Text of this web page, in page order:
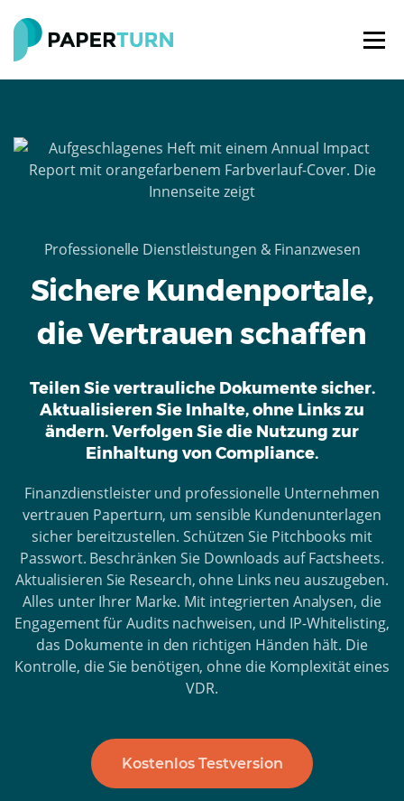
Professionelle Dienstleistungen & Finanzwesen
Sichere Kundenportale,
die Vertrauen schaffen
Teilen Sie vertrauliche Dokumente sicher.
Aktualisieren Sie Inhalte, ohne Links zu
ändern. Verfolgen Sie die Nutzung zur
Einhaltung von Compliance.
Finanzdienstleister und professionelle Unternehmen
vertrauen Paperturn, um sensible Kundenunterlagen
sicher bereitzustellen. Schützen Sie Pitchbooks mit
Passwort. Beschränken Sie Downloads auf Factsheets.
Aktualisieren Sie Research, ohne Links neu auszugeben.
Alles unter Ihrer Marke. Mit integrierten Analysen, die
Engagement für Audits nachweisen, und IP-Whitelisting,
das Dokumente in den richtigen Händen hält. Die
Kontrolle, die Sie benötigen, ohne die Komplexität eines
VDR.
Kostenlos Testversion